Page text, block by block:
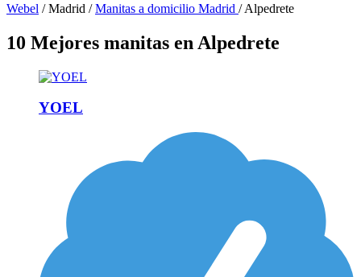
Webel / Madrid / Manitas a domicilio Madrid / Alpedrete
10 Mejores manitas en Alpedrete
YOEL